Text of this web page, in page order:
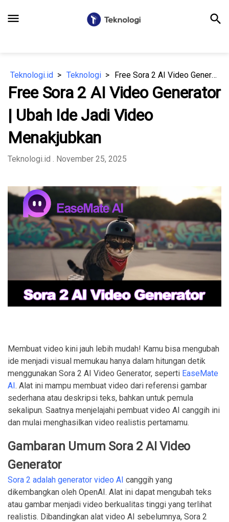
menu search
Teknologi.id Teknologi Free Sora 2 AI Video Generator | Ubah Ide Jadi Video Menakjubkan
Free Sora 2 AI Video Generator
| Ubah Ide Jadi Video
Menakjubkan
Teknologi.id . November 25, 2025
Membuat video kini jauh lebih mudah! Kamu bisa mengubah
ide menjadi visual memukau hanya dalam hitungan detik
menggunakan Sora 2 AI Video Generator, seperti EaseMate
AI. Alat ini mampu membuat video dari referensi gambar
sederhana atau deskripsi teks, bahkan untuk pemula
sekalipun. Saatnya menjelajahi pembuat video AI canggih ini
dan mulai menghasilkan video realistis pertamamu.
Gambaran Umum Sora 2 AI Video
Generator
Sora 2 adalah generator video AI canggih yang
dikembangkan oleh OpenAI. Alat ini dapat mengubah teks
atau gambar menjadi video berkualitas tinggi yang terlihat
realistis. Dibandingkan alat video AI sebelumnya, Sora 2